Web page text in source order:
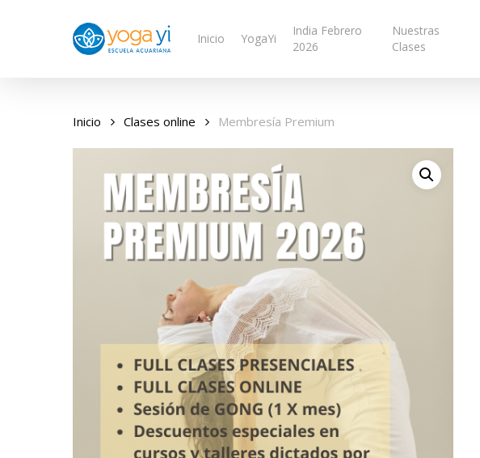
Inicio YogaYi
India Febrero
2026
Nuestras
Clases
Inicio Clases online Membresía Premium